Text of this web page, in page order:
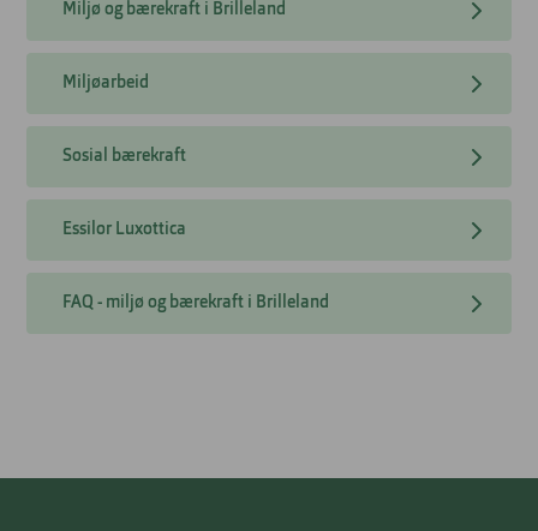
Miljø og bærekraft i Brilleland
Miljøarbeid
Sosial bærekraft
Essilor Luxottica
FAQ - miljø og bærekraft i Brilleland